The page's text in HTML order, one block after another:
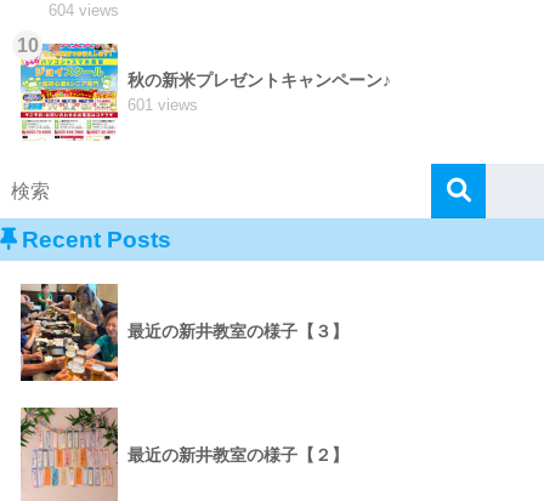
604 views
10
秋の新米プレゼントキャンペーン♪
601 views
Recent Posts
最近の新井教室の様子【３】
最近の新井教室の様子【２】